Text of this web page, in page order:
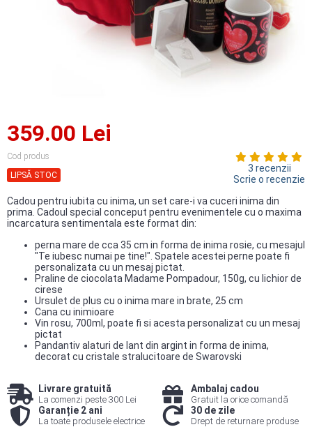
359.00 Lei
Cod produs
LIPSĂ STOC
3 recenzii
Scrie o recenzie
Cadou pentru iubita cu inima, un set care-i va cuceri inima din
prima. Cadoul special conceput pentru evenimentele cu o maxima
incarcatura sentimentala este format din:
perna mare de cca 35 cm in forma de inima rosie, cu mesajul
"Te iubesc numai pe tine!". Spatele acestei perne poate fi
personalizata cu un mesaj pictat.
Praline de ciocolata Madame Pompadour, 150g, cu lichior de
cirese
Ursulet de plus cu o inima mare in brate, 25 cm
Cana cu inimioare
Vin rosu, 700ml, poate fi si acesta personalizat cu un mesaj
pictat
Pandantiv alaturi de lant din argint in forma de inima,
decorat cu cristale stralucitoare de Swarovski
Livrare gratuită
La comenzi peste 300 Lei
Ambalaj cadou
Gratuit la orice comandă
Garanție 2 ani
La toate produsele electrice
30 de zile
Drept de returnare produse